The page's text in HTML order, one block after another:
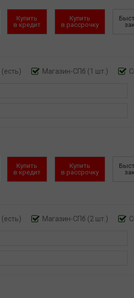
Купить
в кредит
Купить
в рассрочку
(есть) Магазин-СПб (1 шт.)
Купить
в кредит
Купить
в рассрочку
(есть) Магазин-СПб (2 шт.)